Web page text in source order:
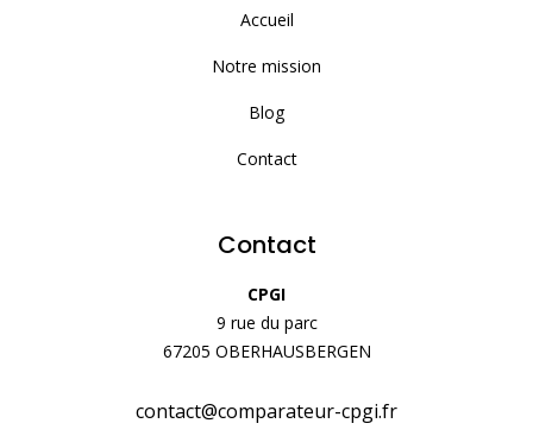
Accueil
Notre mission
Blog
Contact
Contact
CPGI
9 rue du parc
67205 OBERHAUSBERGEN
contact@comparateur-cpgi.fr